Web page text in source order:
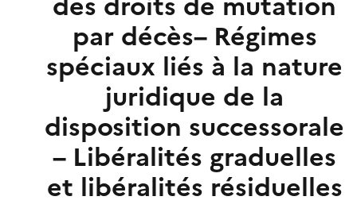
par décès– Régimes
spéciaux liés à la nature
juridique de la
disposition successorale
– Libéralités graduelles
et libéralités résiduelles